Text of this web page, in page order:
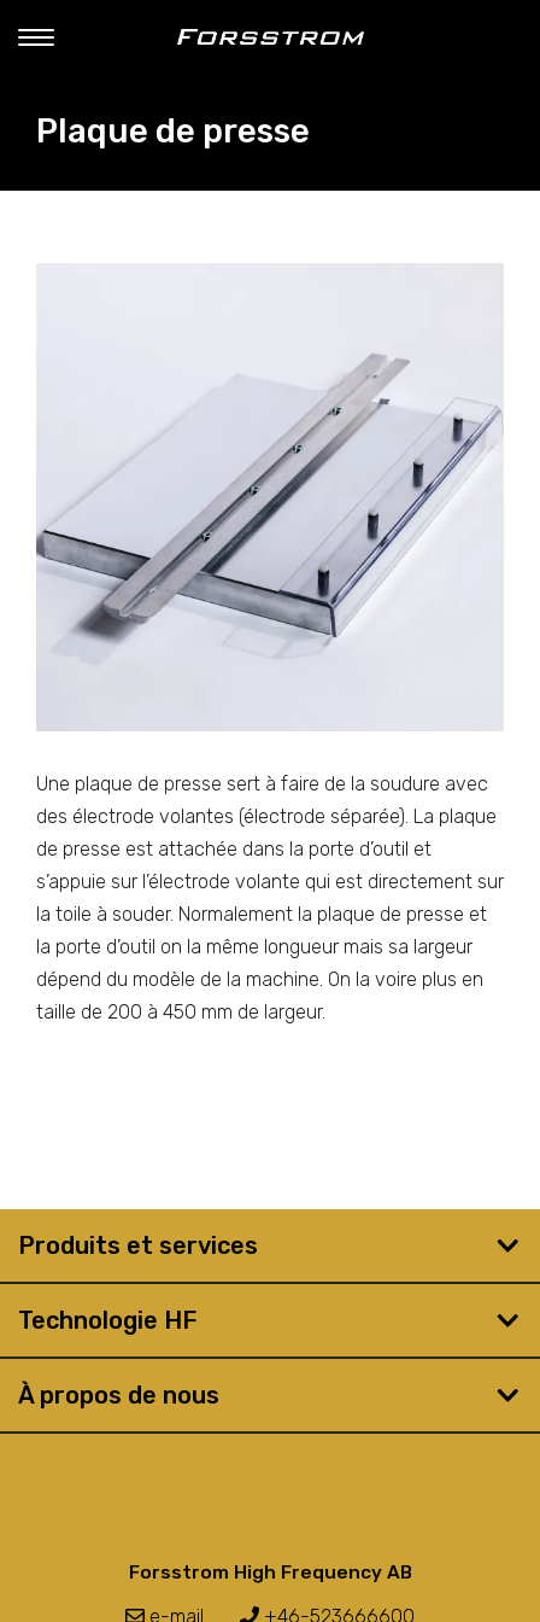
Plaque de presse
Une plaque de presse sert à faire de la soudure avec
des électrode volantes (électrode séparée). La plaque
de presse est attachée dans la porte d’outil et
s’appuie sur l’électrode volante qui est directement sur
la toile à souder. Normalement la plaque de presse et
la porte d’outil on la même longueur mais sa largeur
dépend du modèle de la machine. On la voire plus en
taille de 200 à 450 mm de largeur.
Produits et services
Technologie HF
À propos de nous
Forsstrom High Frequency AB
e-mail +46-523666600